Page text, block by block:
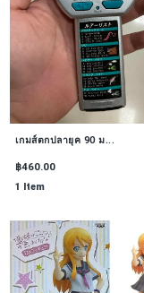
เกมส์ตกปลายุค 90 ม...
฿460.00
1 Item